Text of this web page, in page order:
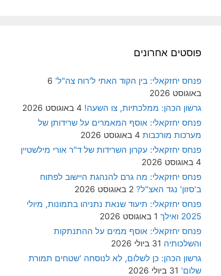
פוסטים אחרונים
פנחס יחזקאלי: בין הקוד האתי ל'רוח צה"ל' 6
באוגוסט 2026
גרשון הכהן: ממלכתיות, צו השעה! 4 באוגוסט 2026
פנחס יחזקאלי: אוסף המאמרים על שרידותן של
מערכות מורכבות 4 באוגוסט 2026
פנחס יחזקאלי: עקרון השרידות של ד"ר אורי מילשטיין
4 באוגוסט 2026
פנחס יחזקאלי: מה גרם להנהגת היישוב לפתוח
ב'סזון' נגד האצ"ל? 2 באוגוסט 2026
פנחס יחזקאלי: תיעוד שנאת נתניהו בתמונות, מיולי
2025 ואילך
1 באוגוסט 2026
פנחס יחזקאלי: אוסף ממים על ההתנתקות
והשלכותיה 31 ביולי 2026
גרשון הכהן: כן לשלום, לא לנוסחה 'שטחים תמורת
שלום' 31 ביולי 2026